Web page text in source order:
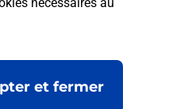
et fermer